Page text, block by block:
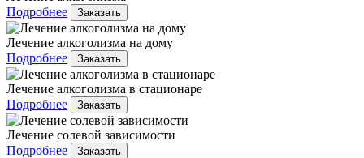
Подробнее
Заказать
Лечение алкоголизма на дому
Подробнее
Заказать
Лечение алкоголизма в стационаре
Подробнее
Заказать
Лечение солевой зависимости
Подробнее
Заказать